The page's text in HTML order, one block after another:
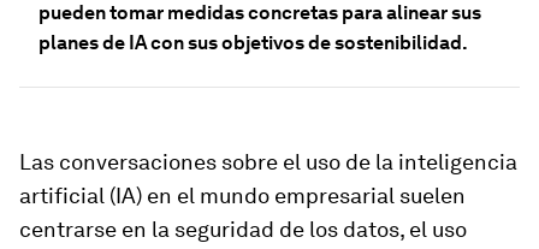
pueden tomar medidas concretas para alinear sus
planes de IA con sus objetivos de sostenibilidad.
Las conversaciones sobre el uso de la inteligencia
artificial (IA) en el mundo empresarial suelen
centrarse en la seguridad de los datos, el uso